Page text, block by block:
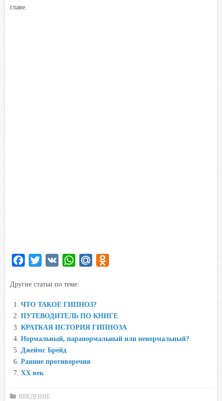
главе.
c
b
o
o
k
i
t
e
r
W
a
s
A
p
.
R
u
k
l
a
Другие статьи по теме:
ЧТО ТАКОЕ ГИПНОЗ?
ПУТЕВОДИТЕЛЬ ПО КНИГЕ
КРАТКАЯ ИСТОРИЯ ГИПНОЗА
Нормальный, паранормальный или ненормальный?
Джеймс Брейд
Ранние противоречия
XX век
ВВЕДЕНИЕ